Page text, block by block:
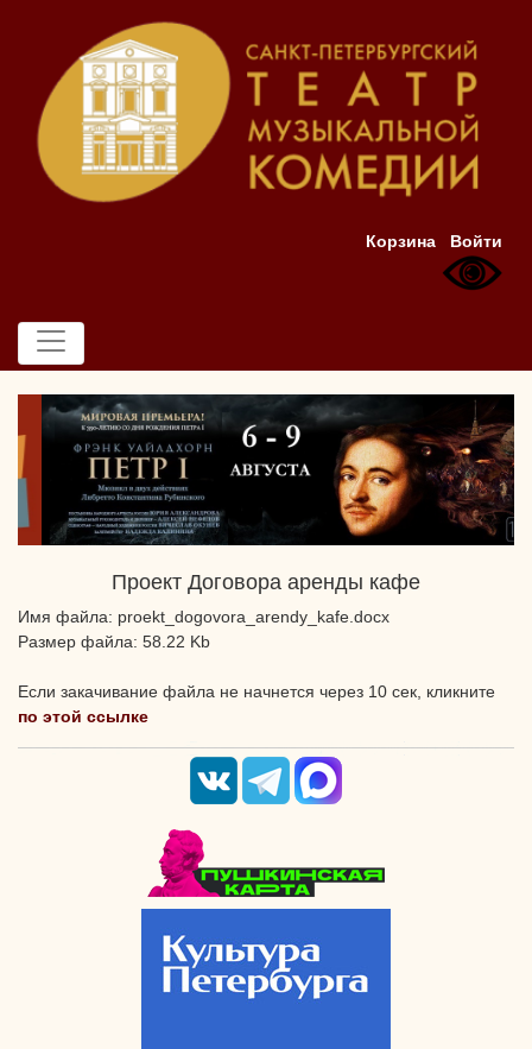
Корзина Войти
Проект Договора аренды кафе
Имя файла: proekt_dogovora_arendy_kafe.docx
Размер файла: 58.22 Kb
Если закачивание файла не начнется через 10 сек, кликните
по этой ссылке